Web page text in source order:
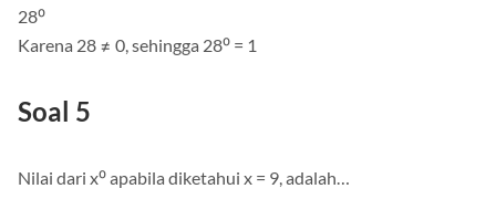
28⁰
Karena 28 ≠ 0, sehingga 28⁰ = 1
Soal 5
Nilai dari x⁰ apabila diketahui x = 9, adalah…